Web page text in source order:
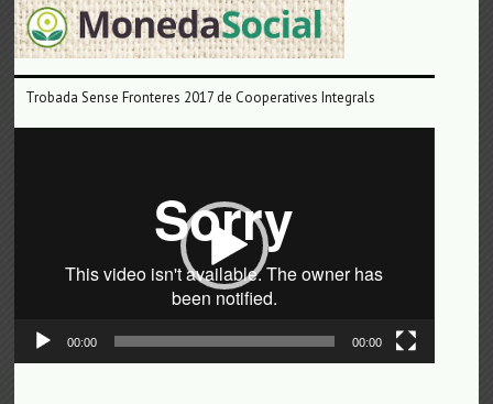
Trobada Sense Fronteres 2017 de Cooperatives Integrals
00:00 00:00